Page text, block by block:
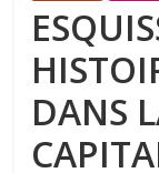
réflexion
éditée
par
l'Union
syndicale
DANS